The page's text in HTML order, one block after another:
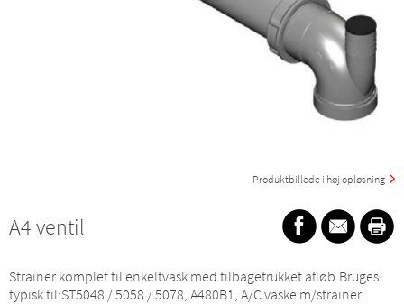
Produktbillede i høj opløsning
A4 ventil
Strainer komplet til enkeltvask med tilbagetrukket afløb.Bruges
typisk til:ST5048 / 5058 / 5078, A480B1, A/C vaske m/strainer.